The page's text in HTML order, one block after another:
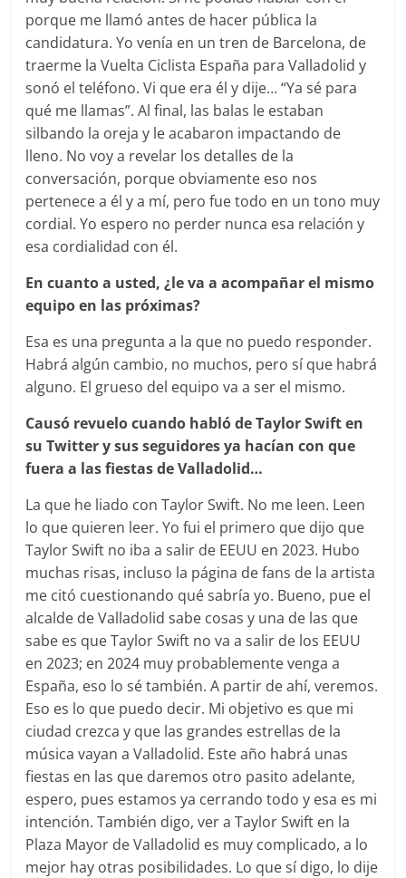
porque me llamó antes de hacer pública la
candidatura. Yo venía en un tren de Barcelona, de
traerme la Vuelta Ciclista España para Valladolid y
sonó el teléfono. Vi que era él y dije… “Ya sé para
qué me llamas”. Al final, las balas le estaban
silbando la oreja y le acabaron impactando de
lleno. No voy a revelar los detalles de la
conversación, porque obviamente eso nos
pertenece a él y a mí, pero fue todo en un tono muy
cordial. Yo espero no perder nunca esa relación y
esa cordialidad con él.
En cuanto a usted, ¿le va a acompañar el mismo
equipo en las próximas?
Esa es una pregunta a la que no puedo responder.
Habrá algún cambio, no muchos, pero sí que habrá
alguno. El grueso del equipo va a ser el mismo.
Causó revuelo cuando habló de Taylor Swift en
su Twitter y sus seguidores ya hacían con que
fuera a las fiestas de Valladolid…
La que he liado con Taylor Swift. No me leen. Leen
lo que quieren leer. Yo fui el primero que dijo que
Taylor Swift no iba a salir de EEUU en 2023. Hubo
muchas risas, incluso la página de fans de la artista
me citó cuestionando qué sabría yo. Bueno, pue el
alcalde de Valladolid sabe cosas y una de las que
sabe es que Taylor Swift no va a salir de los EEUU
en 2023; en 2024 muy probablemente venga a
España, eso lo sé también. A partir de ahí, veremos.
Eso es lo que puedo decir. Mi objetivo es que mi
ciudad crezca y que las grandes estrellas de la
música vayan a Valladolid. Este año habrá unas
fiestas en las que daremos otro pasito adelante,
espero, pues estamos ya cerrando todo y esa es mi
intención. También digo, ver a Taylor Swift en la
Plaza Mayor de Valladolid es muy complicado, a lo
mejor hay otras posibilidades. Lo que sí digo, lo dije